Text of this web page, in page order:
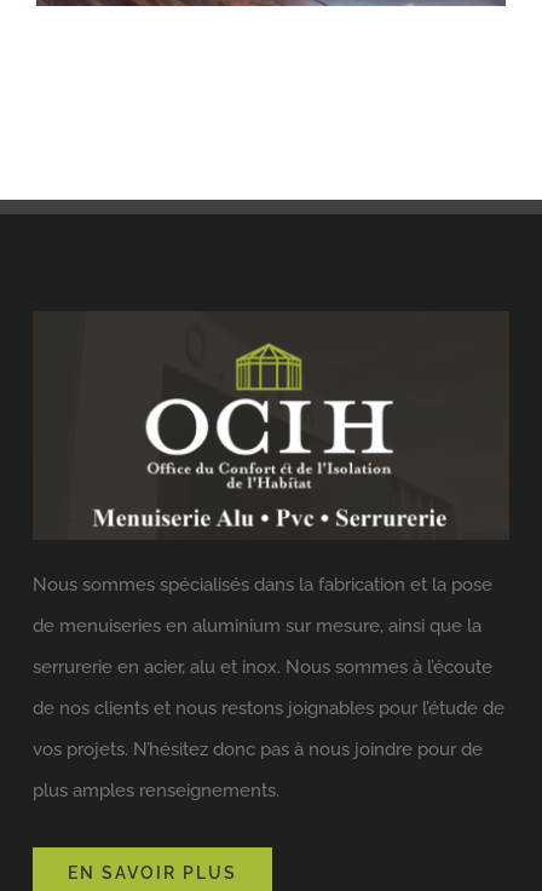
Nous sommes spécialisés dans la fabrication et la pose
de menuiseries en aluminium sur mesure, ainsi que la
serrurerie en acier, alu et inox. Nous sommes à l’écoute
de nos clients et nous restons joignables pour l’étude de
vos projets. N’hésitez donc pas à nous joindre pour de
plus amples renseignements.
EN SAVOIR PLUS